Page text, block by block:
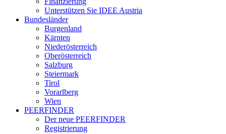
Unterstützen Sie IDEE Austria
Bundesländer
Burgenland
Kärnten
Niederösterreich
Oberösterreich
Salzburg
Steiermark
Tirol
Vorarlberg
Wien
PEERFINDER
Der neue PEERFINDER
Registrierung